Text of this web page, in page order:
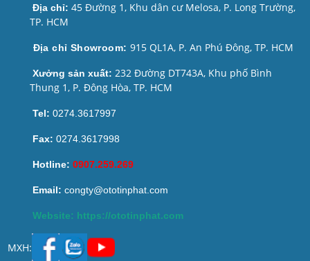
Địa chỉ: 45 Đường 1, Khu dân cư Melosa, P. Long Trường,
TP. HCM
Địa chỉ Showroom: 915 QL1A, P. An Phú Đông, TP. HCM
Xưởng sản xuất: 232 Đường DT743A, Khu phố Bình
Thung 1, P. Đông Hòa, TP. HCM
Tel: 0274.3617997
Fax: 0274.3617998
Hotline: 0907.259.269
Email: congty@ototinphat.com
Website: https://ototinphat.com
MXH: